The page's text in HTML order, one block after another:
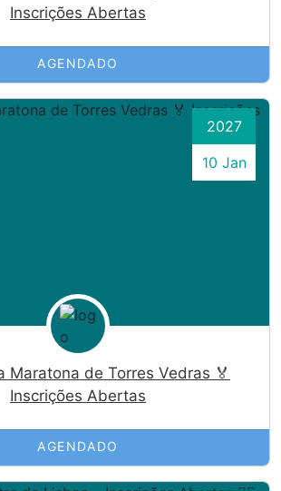
Inscrições Abertas
AGENDADO
Maratona de Torres Vedras 🏅
Inscrições Abertas
2027
10 Jan
AGENDADO